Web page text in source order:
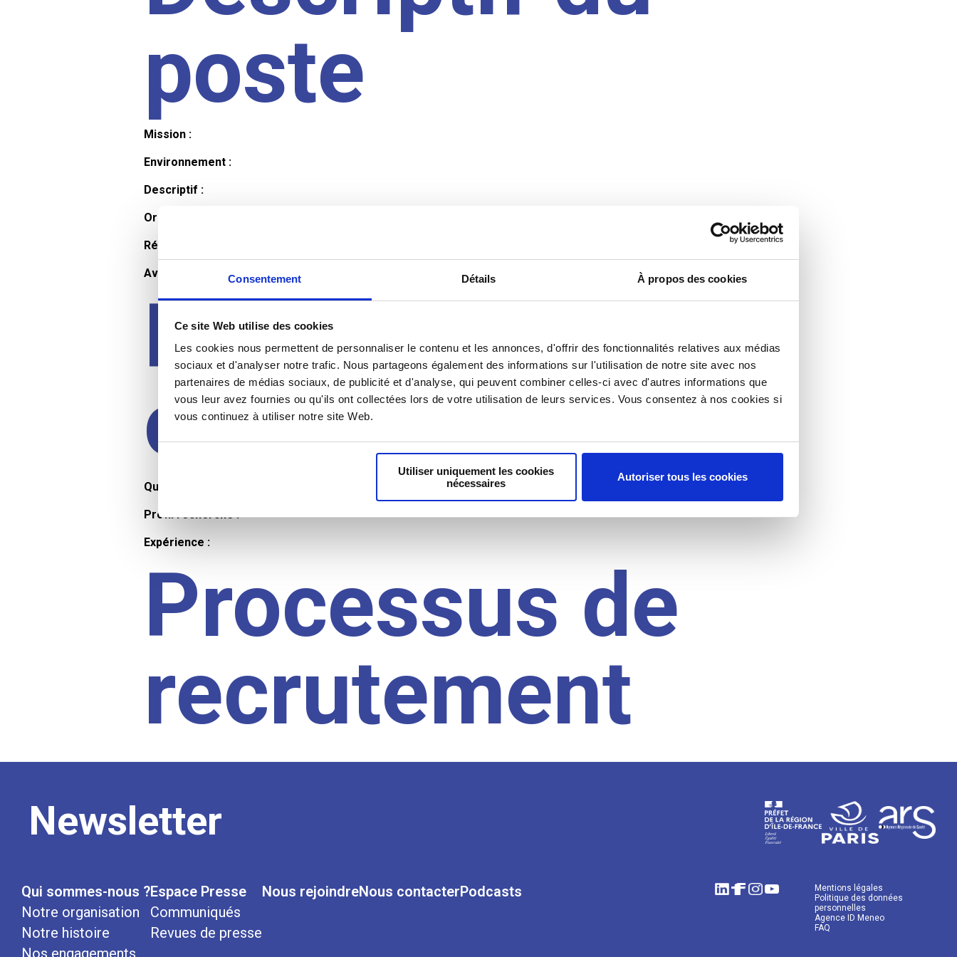
Consentement Détails À propos des cookies
Ce site Web utilise des cookies
Les cookies nous permettent de personnaliser le contenu et les annonces, d'offrir des fonctionnalités relatives aux médias
sociaux et d'analyser notre trafic. Nous partageons également des informations sur l'utilisation de notre site avec nos
partenaires de médias sociaux, de publicité et d'analyse, qui peuvent combiner celles-ci avec d'autres informations que
vous leur avez fournies ou qu'ils ont collectées lors de votre utilisation de leurs services. Vous consentez à nos cookies si
vous continuez à utiliser notre site Web.
Utiliser uniquement les cookies
nécessaires
Autoriser tous les cookies
poste
Mission :
Environnement :
Descriptif :
Organisation et horaires :
Rémunération :
Avantages :
Profil du
candidat
Qualifications et diplômes :
Profil recherché :
Expérience :
Processus de
recrutement
Newsletter
Qui sommes-nous ?
Notre organisation
Notre histoire
Nos engagements
Espace Presse
Communiqués
Revues de presse
Nous rejoindreNous contacterPodcasts
Mentions légales
Politique des données
personnelles
Agence ID Meneo
FAQ